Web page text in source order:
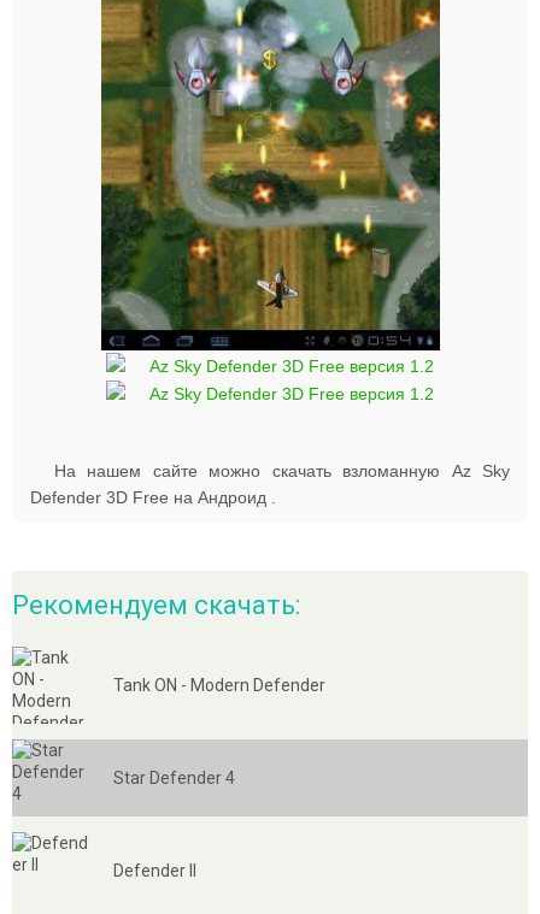
На нашем сайте можно скачать взломанную Az Sky
Defender 3D Free на Андроид .
Рекомендуем скачать:
Tank ON - Modern Defender
Star Defender 4
Defender II